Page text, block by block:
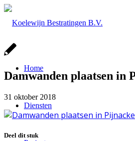
Home
Diensten
Damwanden plaatsen in
31 oktober 2018
Deel dit stuk